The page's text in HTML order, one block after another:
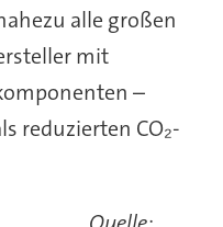
alle großen
mit
–
reduzierten CO₂-